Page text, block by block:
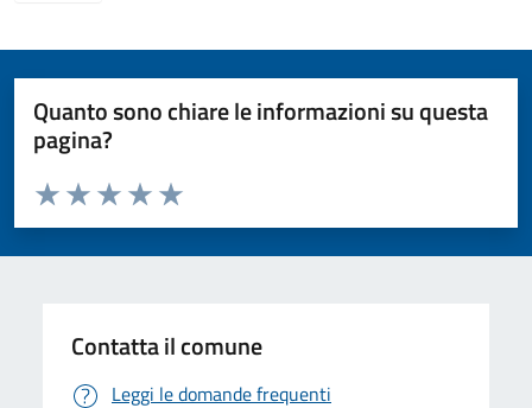
Quanto sono chiare le informazioni su questa
pagina?
Valuta da 1 a 5 stelle la pagina
Valuta 5 stelle su 5
Valuta 4 stelle su 5
Valuta 3 stelle su 5
Valuta 2 stelle su 5
Valuta 1 stelle su 5
Contatta il comune
Leggi le domande frequenti